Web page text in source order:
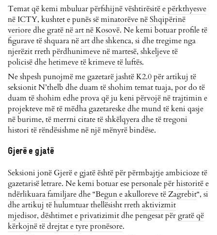
Temat që kemi mbuluar përfshijnë vështirësitë epërkthyesve
në ICTY, kushtet e punës sëminatorëve në Shqipërinë
verioredhegratë në art në Kosovë. Ne kemi botuar profile të
figurave të shquara nëartdheshkenca, si dhe tregime nga
njerëzit rrethpërdhunimeve në martesë, shkeljeve të
policisëdhehetimeve të krimeve të luftës.
Ne shpesh punojmë me gazetarë jashtë K2.0 për artikuj të
seksionit N’thelb dhe duam të shohim temat tuaja, por do të
duam të shohim edhe prova që ju keni përvojë në trajtimin e
projekteve më të mëdha gazetareske dhe mund të keni qasje
në burime, të merrni citate të shkëlqyera dhe të tregoni
histori të rëndësishme në një mënyrë bindëse.
Gjerë e gjatë
Seksioni jonë Gjerë e gjatë është për përmbajtje ambicioze të
gazetarisë letrare. Ne kemi botuar ese personale përhistoritë e
ndërlikuara familjaredhe “Begun e akulloreve të Zagrebit“, si
dhe artikuj të hulumtuar thellësisht rrethaktivizmit
mjedisor, dështimet e privatizimitdhe pengesat përgratë që
kërkojnë të drejtat e tyre pronësore.